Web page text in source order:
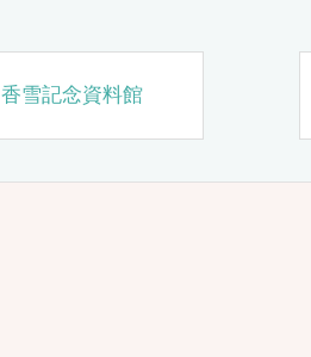
香雪記念資料館